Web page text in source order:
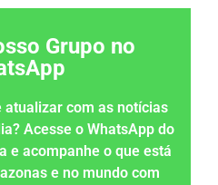
Grupo no
atualizar com as notícias
Acesse o WhatsApp do
e acompanhe o que está
e no mundo com